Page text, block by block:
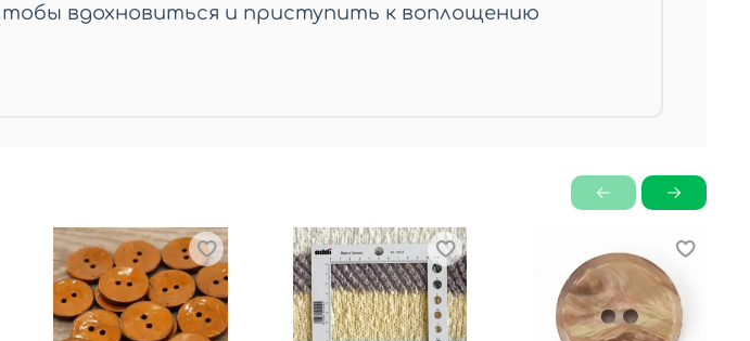
вдохновиться и приступить к воплощению